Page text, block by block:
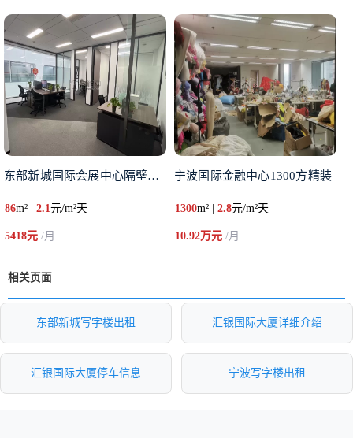
东部新城国际会展中心隔壁写字楼
86m² | 2.1元/m²天
5418元 /月
宁波国际金融中心1300方精装
1300m² |2.8元/m²天
10.92万元/月
相关页面
东部新城写字楼出租 汇银国际大厦详细介绍
汇银国际大厦停车信息 宁波写字楼出租